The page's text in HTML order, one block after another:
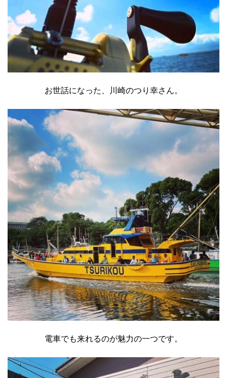
お世話になった、川崎のつり幸さん。
電車でも来れるのが魅力の一つです。